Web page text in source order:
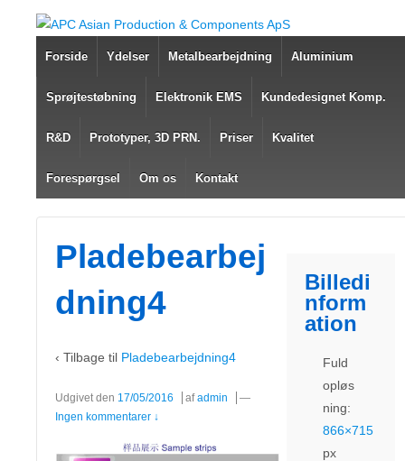
Forside Ydelser Metalbearbejdning Aluminium
Sprøjtestøbning Elektronik EMS Kundedesignet Komp.
R&D Prototyper, 3D PRN. Priser Kvalitet
Forespørgsel Om os Kontakt
Pladebearbej
dning4
‹ Tilbage til Pladebearbejdning4
Udgivet den 17/05/2016 afadmin
—
Ingen kommentarer ↓
Billedi
nform
ation
Fuld
opløs
ning:
866×715
px